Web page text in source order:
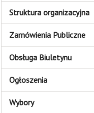
Struktura organizacyjna
Zamówienia Publiczne
Obsługa Biuletynu
Ogłoszenia
Wybory